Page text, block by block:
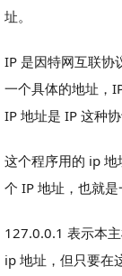
址。
IP 是因特网互联协
一个具体的地址，
IP 地址是 IP 这种
这个程序用的 ip
个 IP 地址，也就
127.0.0.1 表示本
ip 地址，但只要在